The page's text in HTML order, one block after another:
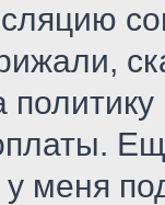
у меня